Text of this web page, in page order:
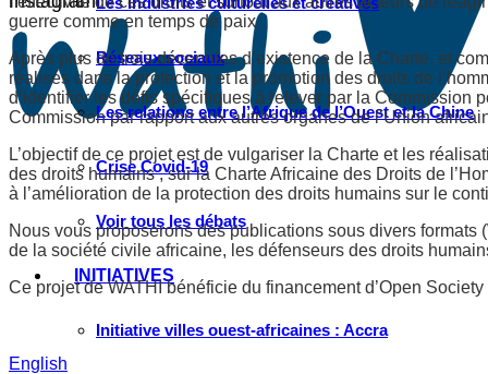
Réseaux sociaux
Les relations entre l’Afrique de l’Ouest et la Chine
Crise Covid-19
Voir tous les débats
INITIATIVES
Initiative villes ouest-africaines : Accra
guerre comme en temps de paix.
Après plus de trois décennies d’existence de la Charte, et
réalisés dans la protection et la promotion des droits de
d’identifier les défis spécifiques à relever par la
Commission par rapport aux autres organes de l’Union
L’objectif de ce projet est de vulgariser la Charte et les
des droits humains , sur la Charte Africaine des Droits de
à l’amélioration de la protection des droits humains sur le
Nous vous proposerons des publications sous divers
de la société civile africaine, les défenseurs des droits
Ce projet de WATHI bénéficie du financement d’Open
English